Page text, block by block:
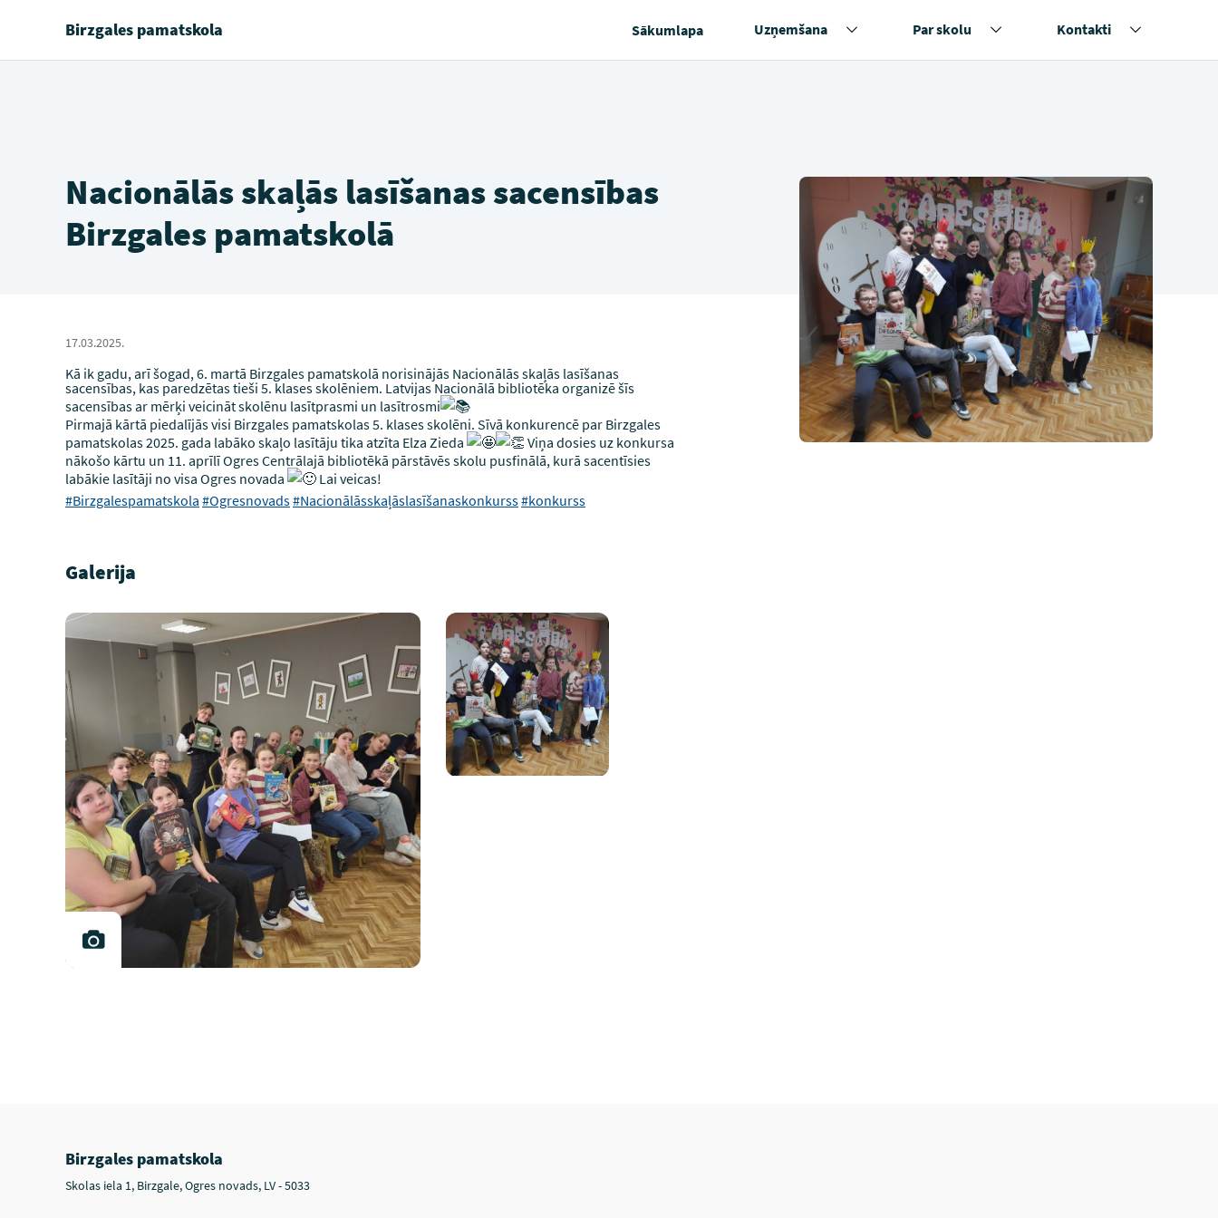
Birzgales pamatskola Sākumlapa Uzņemšana Par skolu Kontakti
Nacionālās skaļās lasīšanas sacensības
Birzgales pamatskolā
17.03.2025.
Kā ik gadu, arī šogad, 6. martā Birzgales pamatskolā norisinājās Nacionālās skaļās lasīšanas
sacensības, kas paredzētas tieši 5. klases skolēniem. Latvijas Nacionālā bibliotēka organizē šīs
sacensības ar mērķi veicināt skolēnu lasītprasmi un lasītrosmi
Pirmajā kārtā piedalījās visi Birzgales pamatskolas 5. klases skolēni. Sīvā konkurencē par Birzgales
pamatskolas 2025. gada labāko skaļo lasītāju tika atzīta Elza Zieda
Viņa dosies uz konkursa
nākošo kārtu un 11. aprīlī Ogres Centrālajā bibliotēkā pārstāvēs skolu pusfinālā, kurā sacentīsies
labākie lasītāji no visa Ogres novada
Lai veicas!
#Birzgalespamatskola #Ogresnovads#Nacionālāsskaļāslasīšanaskonkurss#konkurss
Galerija
Birzgales pamatskola
Skolas iela 1, Birzgale, Ogres novads, LV - 5033